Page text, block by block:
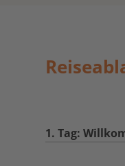
1. Tag: